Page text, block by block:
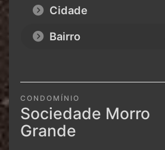
Cidade
Bairro
CONDOMÍNIO
Sociedade Morro
Grande